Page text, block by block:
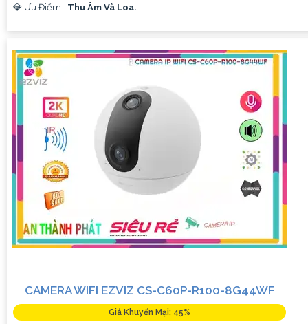
️💎 Ưu Điểm : Thu Âm Và Loa.
CAMERA WIFI EZVIZ CS-C60P-R100-8G44WF
Giá Khuyến Mại: 45%